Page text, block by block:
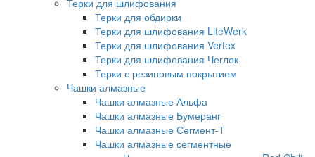
Терки для шлифования
Терки для обдирки
Терки для шлифования LiteWerk
Терки для шлифования Vertex
Терки для шлифования Чеглок
Терки с резиновым покрытием
Чашки алмазные
Чашки алмазные Альфа
Чашки алмазные Бумеранг
Чашки алмазные Сегмент-Т
Чашки алмазные сегментные